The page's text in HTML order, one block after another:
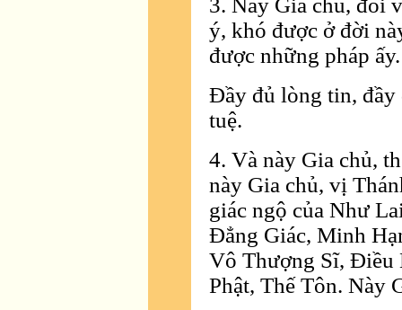
3. Này Gia chủ, đối
ý, khó được ở đời
được những pháp
Ðầy đủ lòng tin, đầy
tuệ.
4. Và này Gia chủ,
này Gia chủ, vị
giác ngộ của Như
Ðẳng Giác, Minh
Vô Thượng Sĩ, Ðiều
Phật, Thế Tôn. Này